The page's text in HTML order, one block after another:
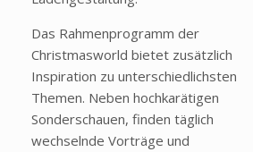
Das Rahmenprogramm der
Christmasworld bietet zusätzlich
Inspiration zu unterschiedlichsten
Themen. Neben hochkarätigen
Sonderschauen, finden täglich
wechselnde Vorträge und